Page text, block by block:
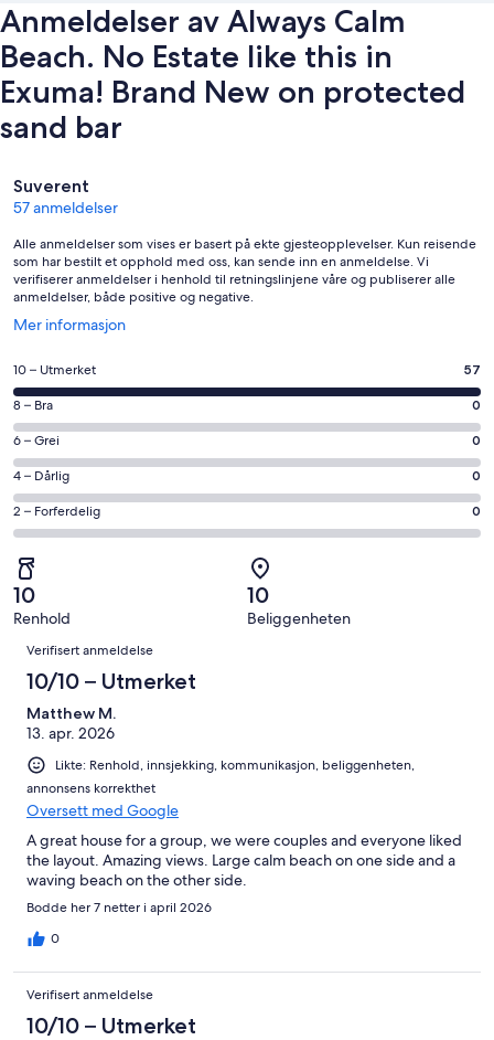
Anmeldelser av Always Calm
Beach. No Estate like this in
Exuma! Brand New on protected
sand bar
Anmeldelser
Suverent
57 anmeldelser
Alle anmeldelser som vises er basert på ekte gjesteopplevelser. Kun reisende
som har bestilt et opphold med oss, kan sende inn en anmeldelse. Vi
verifiserer anmeldelser i henhold til retningslinjene våre og publiserer alle
anmeldelser, både positive og negative.
Mer informasjon
Åpnes
et
vindu
Rangering
på
10
−
Utmerket.
57
av
totalt
57
anmeldelser.
10 – Utmerket 57
Rangering
på
8
−
Bra.
0
av
totalt
57
anmeldelser.
8 – Bra 0
Rangering
på
6
−
Grei.
0
av
totalt
57
anmeldelser.
6 – Grei 0
Rangering
på
4
Dårlig.
0
av
57
anmeldelser.
4 – Dårlig 0
Rangering
på
2
−
Forferdelig.
0
av
totalt
anmeldelser.
2 – Forferdelig 0
10
Renhold
10
Beliggenheten
Anmeldelser
Verifisert anmeldelse
10/10 – Utmerket
Matthew M.
13. apr. 2026
Likte: Renhold, innsjekking, kommunikasjon, beliggenheten,
annonsens korrekthet
Oversett med Google
A great house for a group, we were couples and everyone liked
the layout. Amazing views. Large calm beach on one side and a
waving beach on the other side.
Bodde her 7 netter i april 2026
0
Verifisert anmeldelse
10/10 – Utmerket